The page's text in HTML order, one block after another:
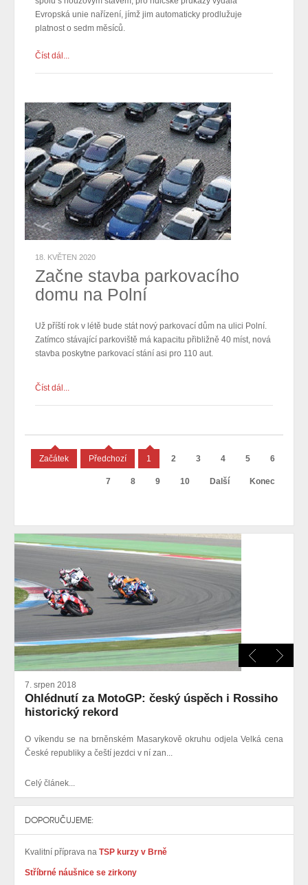
Evropská unie nařízení, jímž jim automaticky prodlužuje
platnost o sedm měsíců.
Číst dál...
18. KVĚTEN 2020
Začne stavba parkovacího
domu na Polní
Už příští rok v létě bude stát nový parkovací dům na ulici Polní.
Zatímco stávající parkoviště má kapacitu přibližně 40 míst, nová
stavba poskytne parkovací stání asi pro 110 aut.
Číst dál...
Začátek Předchozí 1 2 3 4 5 6
7 8 9 10 Další Konec
7. srpen 2018
Ohlédnutí za MotoGP: český úspěch i Rossiho
historický rekord
O víkendu se na brněnském Masarykově okruhu odjela Velká cena
České republiky a čeští jezdci v ní zan...
Celý článek...
DOPORUČUJEME:
Kvalitní příprava na TSP kurzy v Brně
Stříbrné náušnice se zirkony